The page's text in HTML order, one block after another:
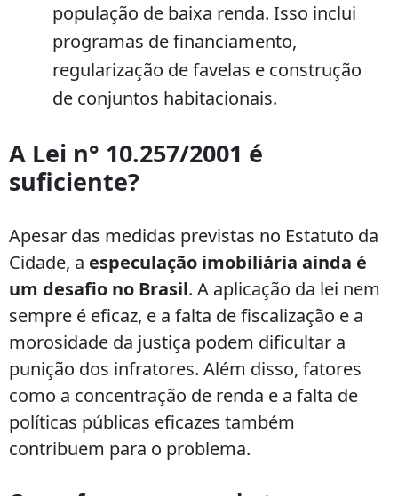
população de baixa renda. Isso inclui
programas de financiamento,
regularização de favelas e construção
de conjuntos habitacionais.
A Lei n° 10.257/2001 é
suficiente?
Apesar das medidas previstas no Estatuto da
Cidade, a especulação imobiliária ainda é
um desafio no Brasil. A aplicação da lei nem
sempre é eficaz, e a falta de fiscalização e a
morosidade da justiça podem dificultar a
punição dos infratores. Além disso, fatores
como a concentração de renda e a falta de
políticas públicas eficazes também
contribuem para o problema.